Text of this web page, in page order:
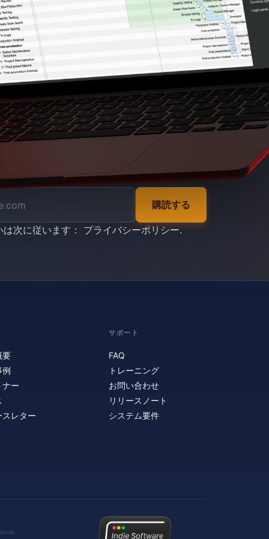
購読する
次に従います： プライバシーポリシー.
要
例
ナー
スレター
サポート
FAQ
トレーニング
お問い合わせ
リリースノート
システム要件